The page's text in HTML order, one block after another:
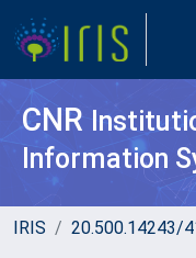
CNR
Information
IRIS 20.500.14243/